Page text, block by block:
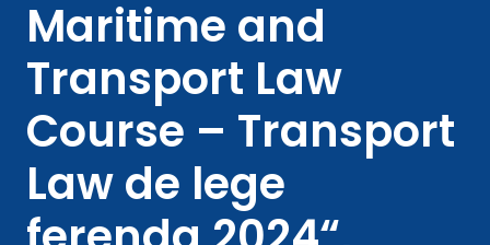
Maritime and
Transport Law
Course – Transport
Law de lege